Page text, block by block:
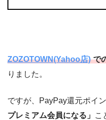
ZOZOTOWN(Yahoo店)で
りました。
ですが、PayPay還元ポイ
プレミアム会員になる」 こ